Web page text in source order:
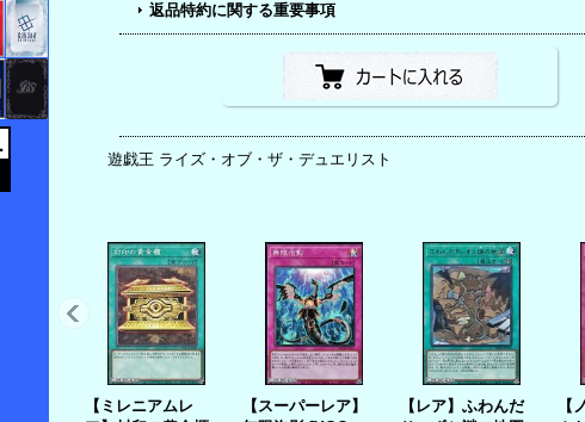
返品特約に関する重要事項
遊戯王 ライズ・オブ・ザ・デュエリスト
【ミレニアムレ
【スーパーレア】
【レア】ふわんだ
【